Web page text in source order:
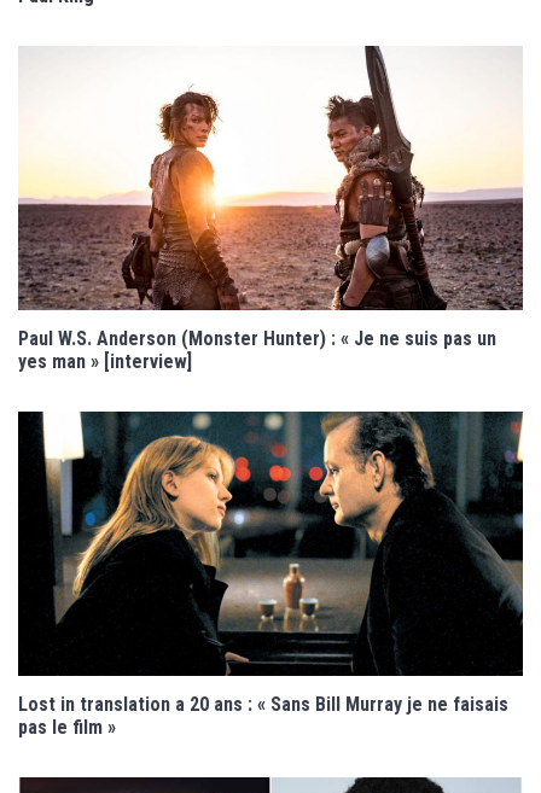
Paul W.S. Anderson (Monster Hunter) : « Je ne suis pas un
yes man » [interview]
Lost in translation a 20 ans : « Sans Bill Murray je ne faisais
pas le film »